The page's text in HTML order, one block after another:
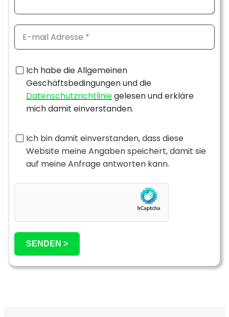
Ich habe die Allgemeinen
Geschäftsbedingungen und die
Datenschutzrichtliniegelesen und erkläre
mich damit einverstanden.
Ich bin damit einverstanden, dass diese
Website meine Angaben speichert, damit sie
auf meine Anfrage antworten kann.
SENDEN >